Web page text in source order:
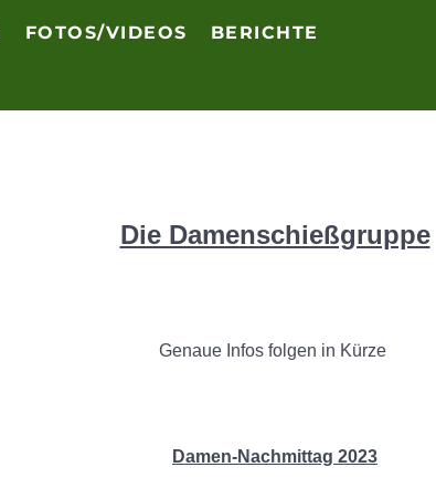
FOTOS/VIDEOS BERICHTE
Die Damenschießgruppe
Genaue Infos folgen in Kürze
Damen-Nachmittag 2023